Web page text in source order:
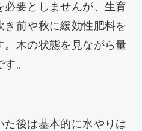
必要としませんが、生育
前や秋に緩効性肥料を
。木の状態を見ながら量
。
後は基本的に水やりは